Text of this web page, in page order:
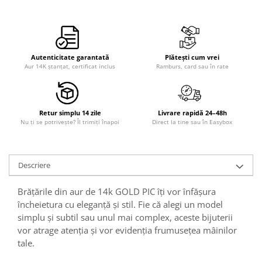
Autenticitate garantată
Aur 14K ștanțat, certificat inclus
Plătești cum vrei
Ramburs, card sau în rate
Retur simplu 14 zile
Nu ți se potrivește? Îl trimiți înapoi
Livrare rapidă 24–48h
Direct la tine sau în Easybox
Descriere
Brățările din aur de 14k GOLD PIC îți vor înfășura
încheietura cu eleganță și stil. Fie că alegi un model
simplu și subtil sau unul mai complex, aceste bijuterii
vor atrage atenția și vor evidenția frumusețea mâinilor
tale.